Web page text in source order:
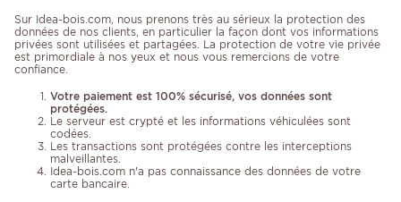
Sur Idea-bois.com, nous prenons très au sérieux la protection des
données de nos clients, en particulier la façon dont vos informations
privées sont utilisées et partagées. La protection de votre vie privée
est primordiale à nos yeux et nous vous remercions de votre
confiance.
Votre paiement est 100% sécurisé, vos données sont
protégées.
Le serveur est crypté et les informations véhiculées sont
codées.
Les transactions sont protégées contre les interceptions
malveillantes.
Idea-bois.com n'a pas connaissance des données de votre
carte bancaire.